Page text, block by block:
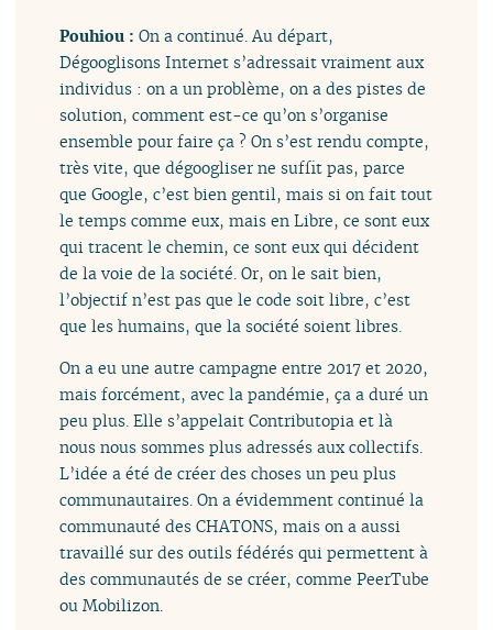
Pouhiou :On a continué. Au départ,
Dégooglisons Internet s’adressait vraiment aux
individus : on a un problème, on a des pistes de
solution, comment est-ce qu’on s’organise
ensemble pour faire ça ? On s’est rendu compte,
très vite, que dégoogliser ne suffit pas, parce
que Google, c’est bien gentil, mais si on fait tout
le temps comme eux, mais en Libre, ce sont eux
qui tracent le chemin, ce sont eux qui décident
de la voie de la société. Or, on le sait bien,
l’objectif n’est pas que le code soit libre, c’est
que les humains, que la société soient libres.
On a eu une autre campagne entre 2017 et 2020,
mais forcément, avec la pandémie, ça a duré un
peu plus. Elle s’appelait Contributopia et là
nous nous sommes plus adressés aux collectifs.
L’idée a été de créer des choses un peu plus
communautaires. On a évidemment continué la
communauté des CHATONS, mais on a aussi
travaillé sur des outils fédérés qui permettent à
des communautés de se créer, comme PeerTube
ou Mobilizon.